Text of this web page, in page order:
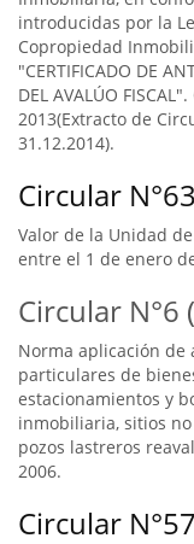
introducidas por la
Copropiedad
"CERTIFICADO DE
DEL AVALÚO
2013(Extracto de
31.12.2014).
Circular
Valor de la Unidad
entre el 1 de enero
Circular
Norma aplicación de
particulares de
estacionamientos y
inmobiliaria, sitios
pozos lastreros
2006.
Circular